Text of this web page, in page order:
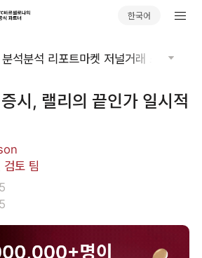
한국어
석분석 리포트마켓 저널거래 소프트웨어
시, 랠리의 끝인가 일시적
토 팀